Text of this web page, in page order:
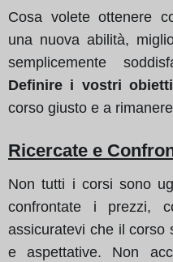
Cosa volete ottenere
una nuova abilità,
semplicemente
Definire i vostri
corso giusto e a
Ricercate e
Non tutti i corsi sono
confrontate i prezzi,
assicuratevi che il corso
e aspettative. Non